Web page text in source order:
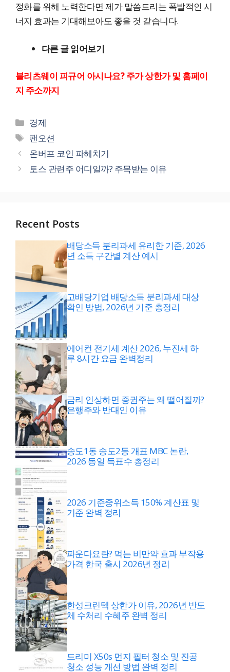
정화를 위해 노력한다면 제가 말씀드리는 폭발적인 시
너지 효과는 기대해보아도 좋을 것 같습니다.
다른 글 읽어보기
블리츠웨이 피규어 아시나요? 주가 상한가 및 홈페이
지 주소까지
카
테
리
경제
태
그
팬오션
온버프 코인 파헤치기
토스 관련주 어디일까? 주목받는 이유
Recent Posts
배당소득 분리과세 유리한 기준, 2026
년 소득 구간별 계산 예시
고배당기업 배당소득 분리과세 대상
확인 방법, 2026년 기준 총정리
에어컨 전기세 계산 2026, 누진세 하
루 8시간 요금 완벽정리
금리 인상하면 증권주는 왜 떨어질까?
은행주와 반대인 이유
송도1동 송도2동 개표 MBC 논란,
2026 동일 득표수 총정리
2026 기준중위소득 150% 계산표 및
기준 완벽 정리
파운다요란? 먹는 비만약 효과 부작용
가격 한국 출시 2026년 정리
한성크린텍 상한가 이유, 2026년 반도
체 수처리 수혜주 완벽 정리
드리미 X50s 먼지 필터 청소 및 진공
청소 성능 개선 방법 완벽 정리